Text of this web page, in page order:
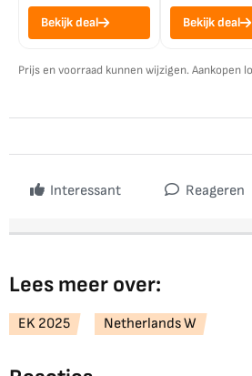
Bekijk deal Bekijk deal
Prijs en voorraad kunnen wijzigen. Aankopen
Interessant Reageren
Lees meer over:
EK 2025 Netherlands W